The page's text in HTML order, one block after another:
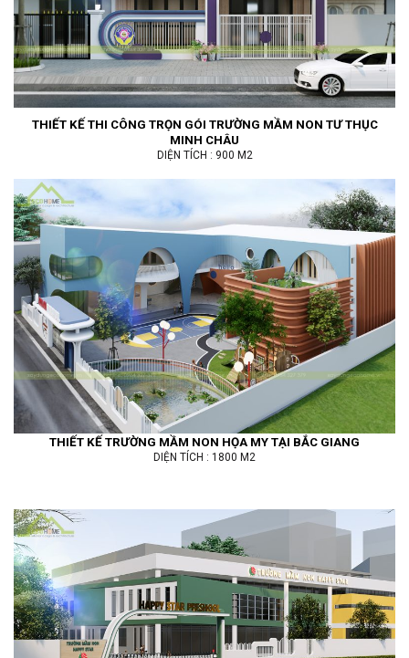
THIẾT KẾ THI CÔNG TRỌN GÓI TRƯỜNG MẦM NON TƯ THỤC
MINH CHÂU
DIỆN TÍCH : 900 M2
THIẾT KẾ TRƯỜNG MẦM NON HỌA MY TẠI BẮC GIANG
DIỆN TÍCH : 1800 M2